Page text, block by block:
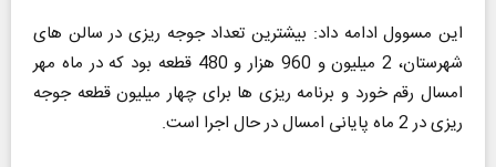
این مسوول ادامه داد: بیشترین تعداد جوجه ریزی در سالن های
شهرستان، 2 میلیون و 960 هزار و 480 قطعه بود که در ماه مهر
امسال رقم خورد و برنامه ریزی ها برای چهار میلیون قطعه جوجه
ریزی در 2 ماه پایانی امسال در حال اجرا است.